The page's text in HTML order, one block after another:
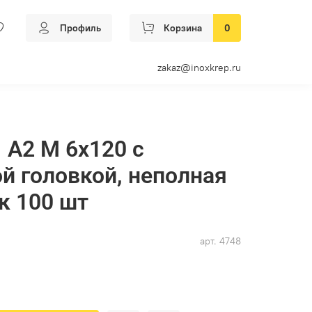
Профиль Корзина 0
zakaz@inoxkrep.ru
арт. 4748
А2 M 6х120 с
головкой, неполная
100 шт